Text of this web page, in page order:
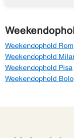
Weekendophold Rom
Weekendophold
Weekendophold Pisa
Weekendophold